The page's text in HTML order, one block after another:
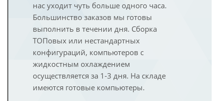
нас уходит чуть больше одного часа.
Большинство заказов мы готовы
выполнить в течении дня. Сборка
ТОПовых или нестандартных
конфигураций, компьютеров с
жидкостным охлаждением
осуществляется за 1-3 дня. На складе
имеются готовые компьютеры.